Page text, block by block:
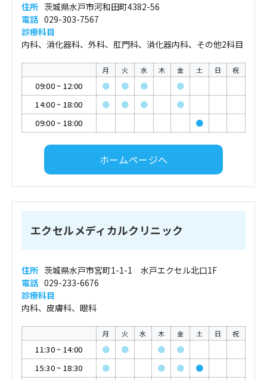
住所 茨城県水戸市河和田町4382-56
電話 029-303-7567
診療科目
内科、消化器科、外科、肛門科、消化器内科、その他2科目
月 火 水 木 金 土 日 祝
09:00~ 12:00 ● ● ●
●
14:00~ 18:00 ● ● ●
●
09:00~ 18:00 ●
ホームページへ
エクセルメディカルクリニック
住所 茨城県水戸市宮町1-1-1 水戸エクセル北口1F
電話 029-233-6676
診療科目
内科、皮膚科、眼科
月 火 水 木 金 土 日 祝
11:30~ 14:00 ● ● ●
●
15:30~ 18:30 ● ● ●
●